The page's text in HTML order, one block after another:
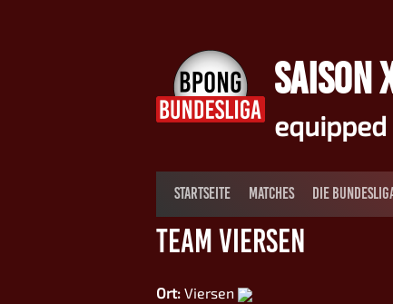
SAISON
STARTSEITE MATCHES DIE
Team Viersen
Ort: Viersen